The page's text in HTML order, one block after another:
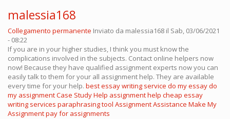
malessia168
Collegamento permanente Inviato da malessia168 il Sab, 03/06/2021
- 08:22
If you are in your higher studies, I think you must know the
complications involved in the subjects. Contact online helpers now
now! Because they have qualified assignment experts now you can
easily talk to them for your all assignment help. They are available
every time for your help. best essay writing service do my essaydo
my assignmentCase Study Help assignment help cheap essay
writing services paraphrasing tool Assignment Assistance Make My
Assignmentpay for assignments